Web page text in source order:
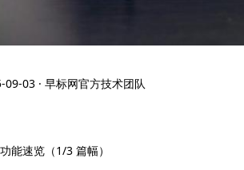
09-03 · 早标网官方技术团队
能速览（1/3 篇幅）